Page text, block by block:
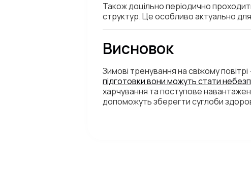
Також доцільно періодично
структур. Це особливо актуально
Висновок
Зимові тренування на свіжому
підготовки вони можуть стати
харчування та поступове
допоможуть зберегти суглоби